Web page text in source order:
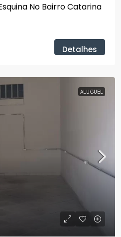
No Bairro Catarina
Detalhes
ALUGUEL